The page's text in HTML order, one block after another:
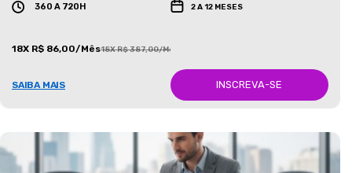
360 A 720H 2 A 12 MESES
18X R$ 86,00/Mês18X R$ 387,00/Mês
SAIBA MAIS INSCREVA-SE